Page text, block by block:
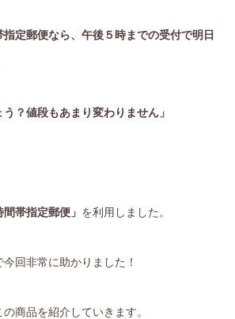
指定郵便なら、午後５時までの受付で明日
う？値段もあまり変わりません」
間帯指定郵便」 を利用しました。
回非常に助かりました！
商品を紹介していきます。